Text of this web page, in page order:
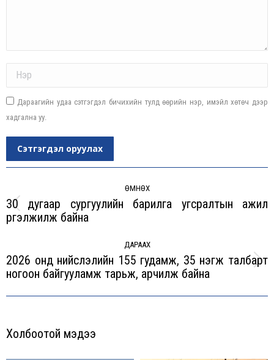
Дараагийн удаа сэтгэгдэл бичихийн тулд өөрийн нэр, имэйл хөтөч дээр
хадгална уу.
Сэтгэгдэл оруулах
navigation
ӨМНӨХ
Previous
30 дугаар сургуулийн барилга угсралтын ажил
үргэлжилж байна
ДАРААХ
Next
post:
2026 онд нийслэлийн 155 гудамж, 35 нэгж талбарт
ногоон байгууламж тарьж, арчилж байна
Холбоотой мэдээ